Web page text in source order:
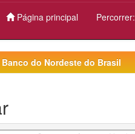
Página principal Percorrer:
Banco do Nordeste do Brasil